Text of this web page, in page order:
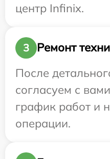
центр Infinix.
3
Ремонт
После
согласуем с
график работ и
операции.